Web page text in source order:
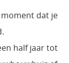
dat je
half jaar tot